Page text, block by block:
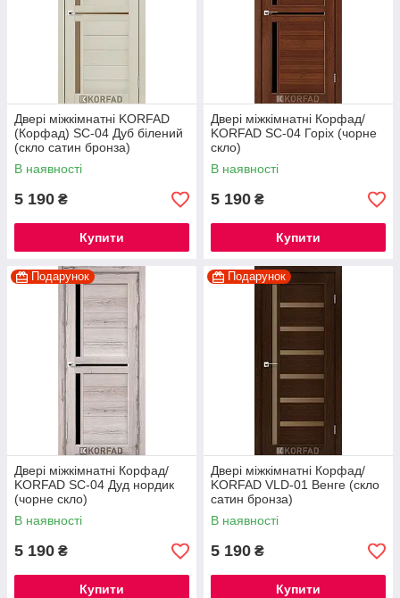
Двері міжкімнатні KORFAD
(Корфад) SC-04 Дуб білений
(скло сатин бронза)
В наявності
5 190 ₴
Купити
Двері міжкімнатні Корфад/
KORFAD SC-04 Горіх (чорне
скло)
В наявності
5 190 ₴
Купити
Подарунок
Двері міжкімнатні Корфад/
KORFAD SC-04 Дуд нордик
(чорне скло)
В наявності
5 190 ₴
Купити
Подарунок
Двері міжкімнатні Корфад/
KORFAD VLD-01 Венге (скло
сатин бронза)
В наявності
5 190 ₴
Купити